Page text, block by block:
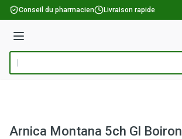
Aller au contenu
Conseil du pharmacien Livraison rapide
Menu
Rechercher
Arnica Montana 5ch Gl Boiron